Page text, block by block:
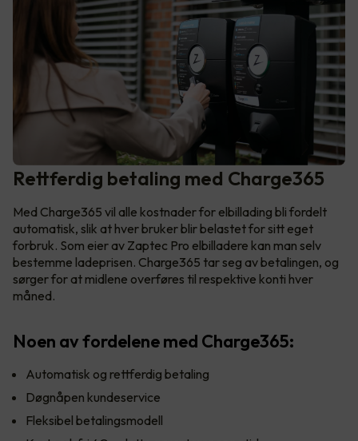
Rettferdig betaling med Charge365
Med Charge365 vil alle kostnader for elbillading bli fordelt
automatisk, slik at hver bruker blir belastet for sitt eget
forbruk. Som eier av Zaptec Pro elbilladere kan man selv
bestemme ladeprisen. Charge365 tar seg av betalingen, og
sørger for at midlene overføres til respektive konti hver
måned.
Noen av fordelene med Charge365:
Automatisk og rettferdig betaling
Døgnåpen kundeservice
Fleksibel betalingsmodell